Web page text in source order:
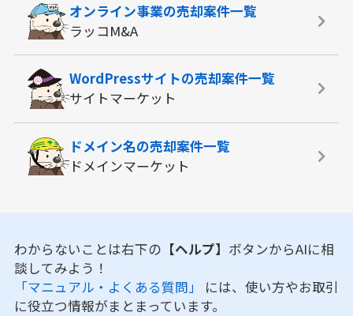
オンライン事業の売却案件一覧
ラッコM&A
WordPressサイトの売却案件一覧
サイトマーケット
ドメイン名の売却案件一覧
ドメインマーケット
わからないことは右下の 【ヘルプ】 ボタンからAIに相
談してみよう！
「マニュアル・よくある質問」 には、使い方やお取引
に役立つ情報がまとまっています。